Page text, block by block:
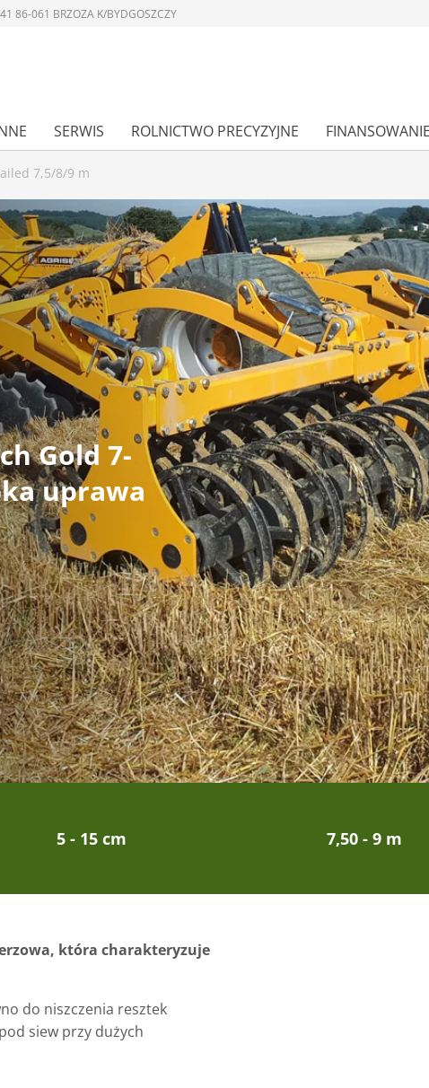
86-061 BRZOZA K/BYDGOSZCZY
SERWIS ROLNICTWO PRECYZYJNE FINANSOWANIE
7,5/8/9 m
Gold 7-
uprawa
5 - 15 cm 7,50 - 9 m
która charakteryzuje
do niszczenia resztek
siew przy dużych